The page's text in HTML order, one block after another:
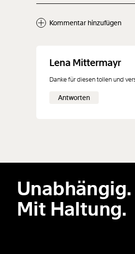
Kommentar hinzufügen
Neuen Kommentar
Lena Mittermayr
Danke für diesen tollen und
Antworten
Unabhängig.
Mit Haltung.